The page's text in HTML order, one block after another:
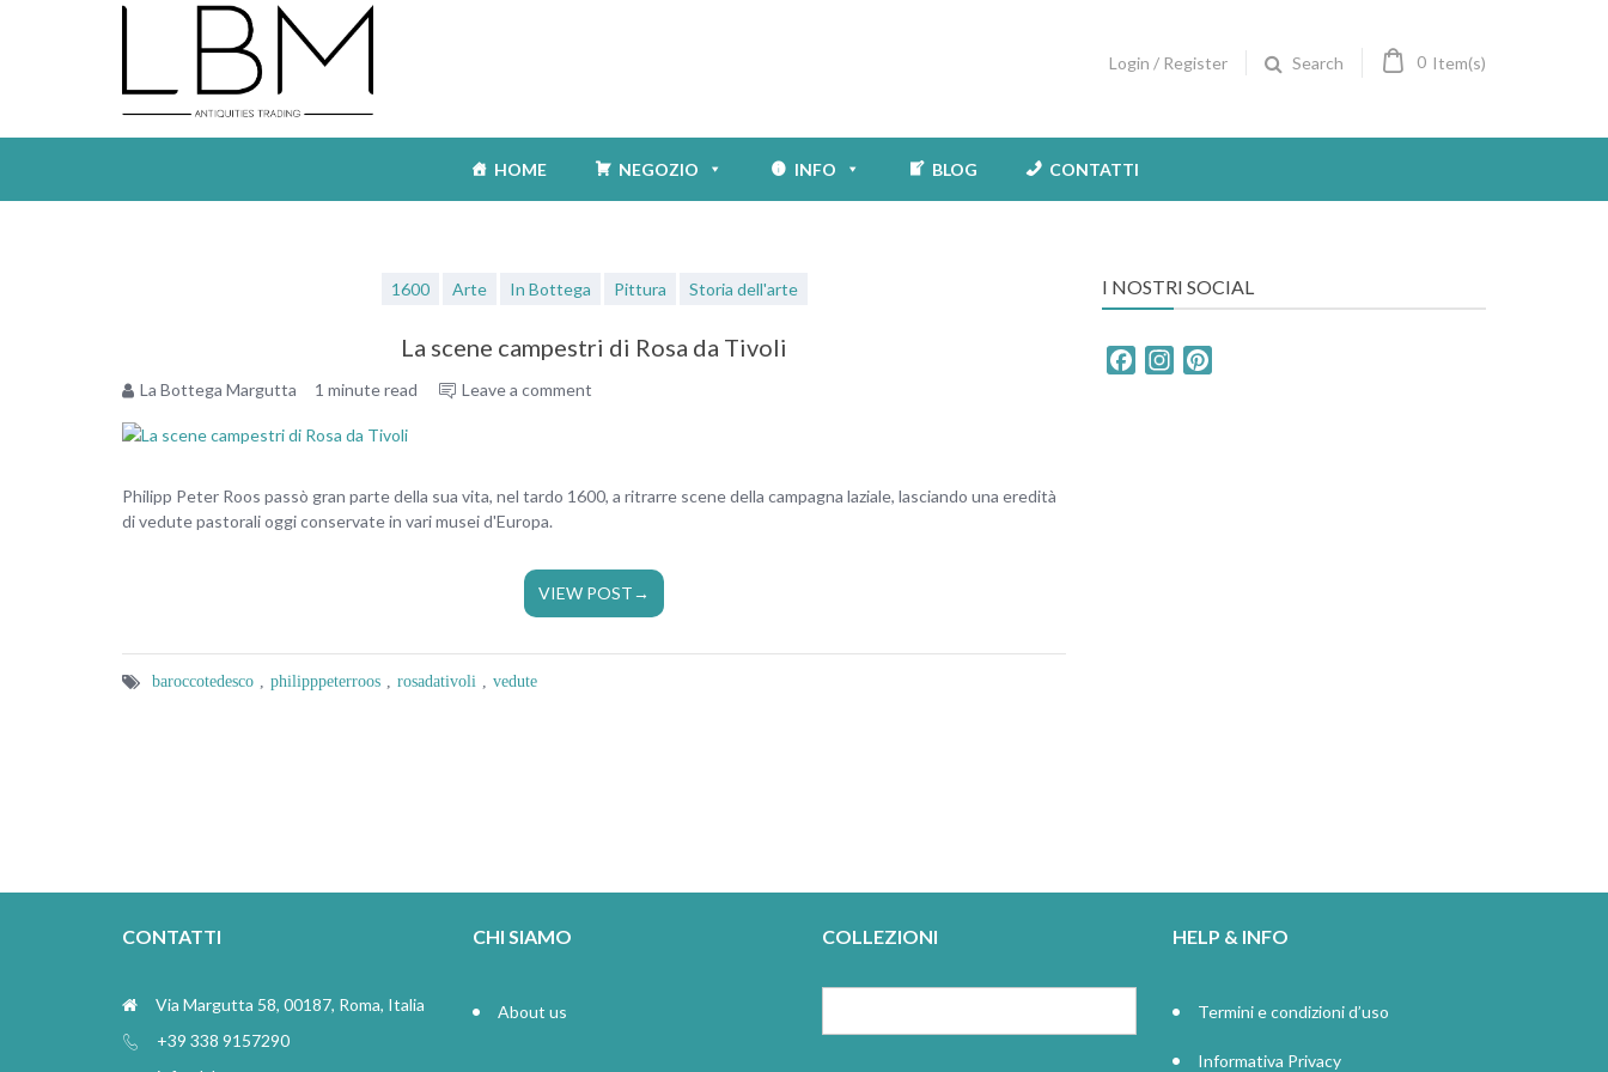
Login / Register Search 0 Item(s)
HOME NEGOZIO INFO BLOG CONTATTI
1600 Arte In Bottega Pittura Storia dell'arte
La scene campestri di Rosa da Tivoli
La Bottega Margutta 1 minute read Leave a comment
Philipp Peter Roos passò gran parte della sua vita, nel tardo 1600, a ritrarre scene della campagna laziale, lasciando una eredità
di vedute pastorali oggi conservate in vari musei d'Europa.
VIEW POST→
barocco tedesco philipp peter roos rosa da tivoli vedute
I NOSTRI SOCIAL
FacebookInstagram
CONTATTI
Via Margutta 58, 00187, Roma, Italia
+39 338 9157290
CHI SIAMO
About us
COLLEZIONI HELP & INFO
Termini e condizioni d’uso
Informativa Privacy